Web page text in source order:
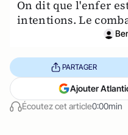
On dit que l'enfer
intentions. Le
Écoutez cet article0:00min
PARTAGER
Ajouter